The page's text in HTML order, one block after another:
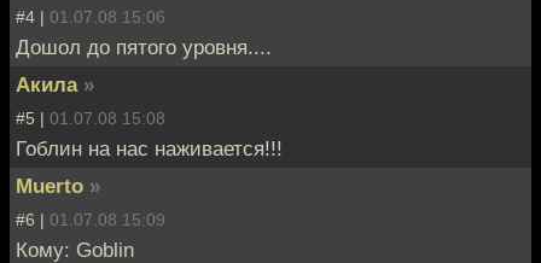
#4 | 01.07.08 15:06
Дошол до пятого уровня....
Акила »
#5 | 01.07.08 15:08
Гоблин на нас наживается!!!
Muerto »
#6 | 01.07.08 15:09
Кому: Goblin